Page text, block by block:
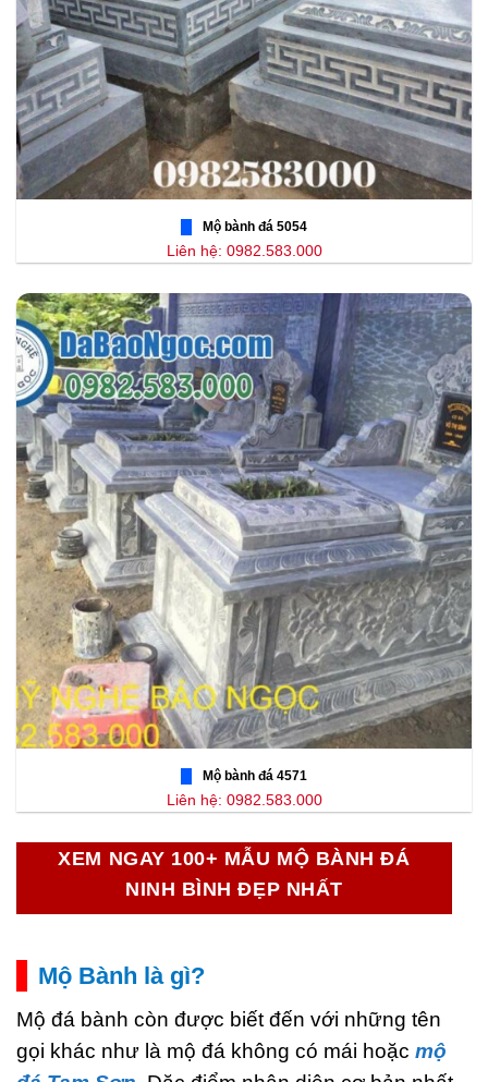
Mộ bành đá 5054
Liên hệ: 0982.583.000
Mộ bành đá 4571
Liên hệ: 0982.583.000
XEM NGAY 100+ MẪU MỘ BÀNH ĐÁ
NINH BÌNH ĐẸP NHẤT
Mộ Bành là gì?
Mộ đá bành còn được biết đến với những tên
gọi khác như là mộ đá không có mái hoặc mộ